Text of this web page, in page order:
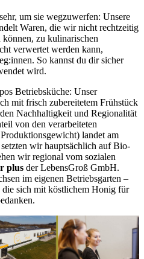
um sie wegzuwerfen: Unsere
Waren, die wir nicht rechtzeitig
zu kulinarischen
verwertet werden kann,
So kannst du dir sicher
wird.
Betriebsküche: Unser
mit frisch zubereitetem Frühstück
Nachhaltigkeit und Regionalität
von den verarbeiteten
landet am
wir hauptsächlich auf Bio-
wir regional vom sozialen
plus der LebensGroß GmbH.
im eigenen Betriebsgarten –
die sich mit köstlichem Honig für